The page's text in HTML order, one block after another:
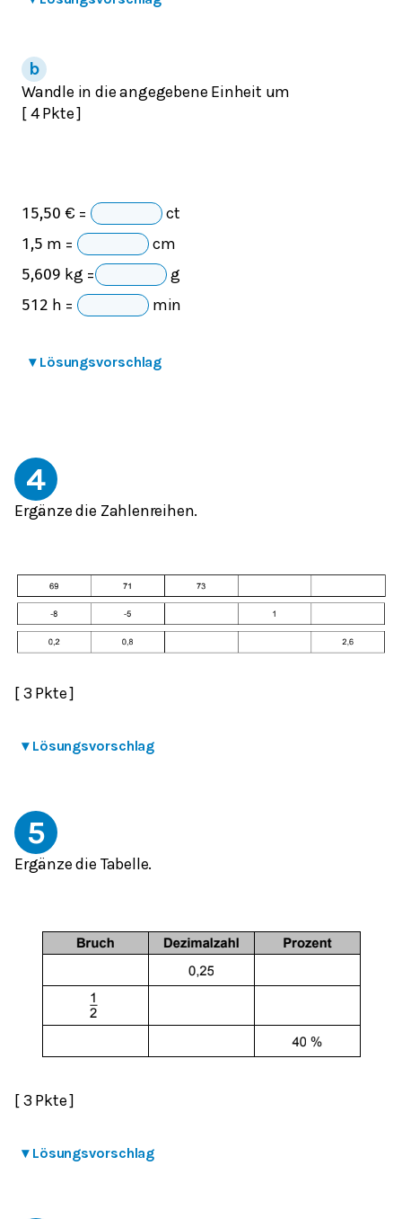
Wandle in die angegebene Einheit um
[ 4 Pkte ]
15,50 € = ct
1,5 m = cm
5,609 kg = g
51 2 h = min
▾ Lösungsvorschlag
4
Ergänze die Zahlenreihen.
[ 3 Pkte ]
▾ Lösungsvorschlag
5
Ergänze die Tabelle.
[ 3 Pkte ]
▾ Lösungsvorschlag